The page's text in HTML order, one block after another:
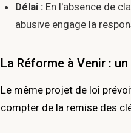
Délai : En l'absence de
abusive engage la
La Réforme à Venir :
Le même projet de loi
compter de la remise des